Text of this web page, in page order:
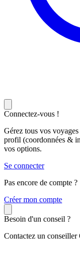
Connectez-vous !
Gérez tous vos
profil (coordonnées &
vos options.
Se connecter
Pas encore de compte ?
Créer mon compte
Besoin d'un conseil ?
Contactez un conseiller